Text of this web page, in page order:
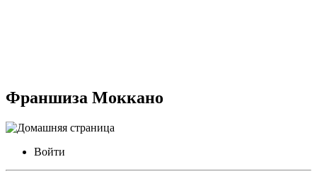
Франшиза Моккано
Войти